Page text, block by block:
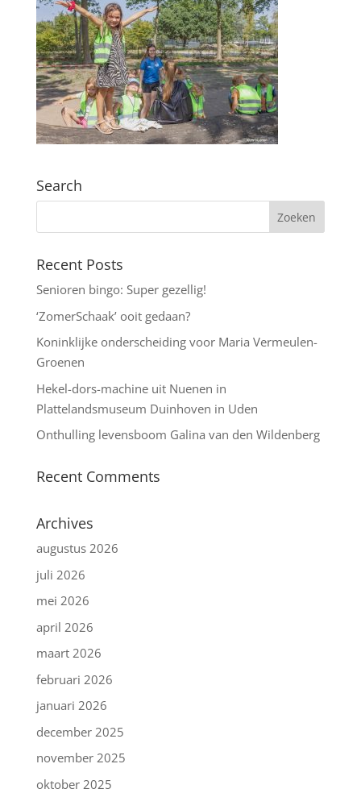
Search
Recent Posts
Senioren bingo: Super gezellig!
‘ZomerSchaak’ ooit gedaan?
Koninklijke onderscheiding voor Maria Vermeulen-
Groenen
Hekel-dors-machine uit Nuenen in
Plattelandsmuseum Duinhoven in Uden
Onthulling levensboom Galina van den Wildenberg
Recent Comments
Archives
augustus 2026
juli 2026
mei 2026
april 2026
maart 2026
februari 2026
januari 2026
december 2025
november 2025
oktober 2025